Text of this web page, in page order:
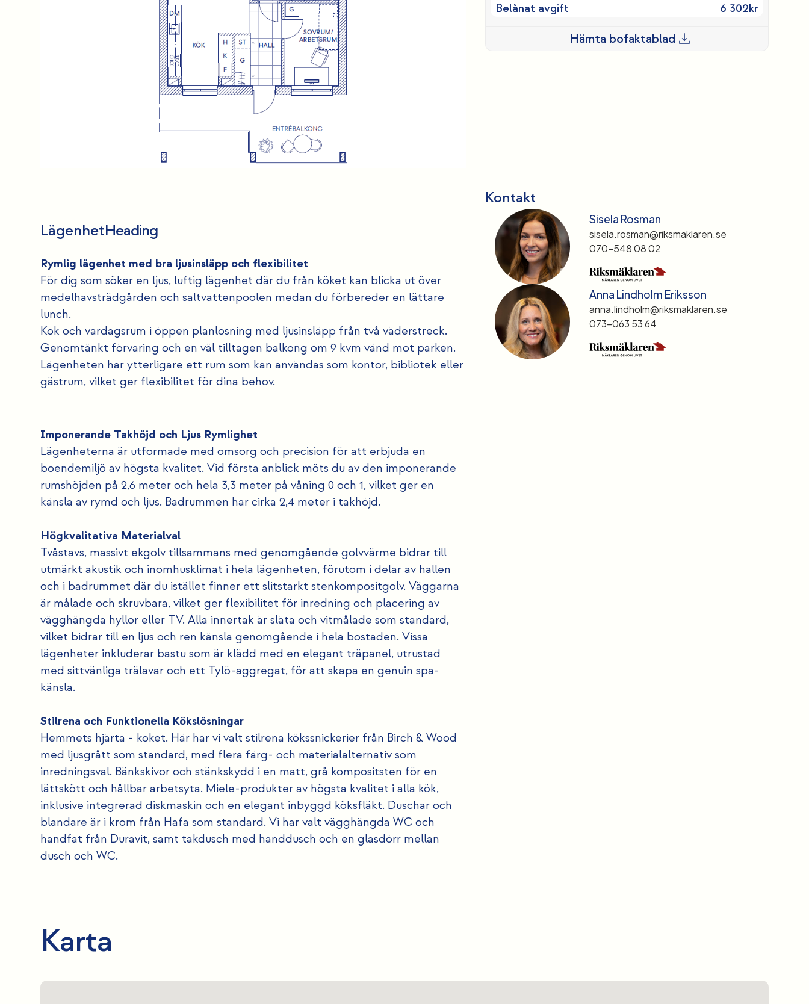
Belånat avgift
6 302kr
Hämta bofaktablad
LägenhetHeading
Rymlig lägenhet med bra ljusinsläpp och flexibilitet
För dig som söker en ljus, luftig lägenhet där du från köket kan blicka ut över
medelhavsträdgården och saltvattenpoolen medan du förbereder en lättare
lunch.
Kök och vardagsrum i öppen planlösning med ljusinsläpp från två väderstreck.
Genomtänkt förvaring och en väl tilltagen balkong om 9 kvm vänd mot parken.
Lägenheten har ytterligare ett rum som kan användas som kontor, bibliotek eller
gästrum, vilket ger flexibilitet för dina behov.
Imponerande Takhöjd och Ljus Rymlighet
Lägenheterna är utformade med omsorg och precision för att erbjuda en
boendemiljö av högsta kvalitet. Vid första anblick möts du av den imponerande
rumshöjden på 2,6 meter och hela 3,3 meter på våning 0 och 1, vilket ger en
känsla av rymd och ljus. Badrummen har cirka 2,4 meter i takhöjd.
Högkvalitativa Materialval
Tvåstavs, massivt ekgolv tillsammans med genomgående golvvärme bidrar till
utmärkt akustik och inomhusklimat i hela lägenheten, förutom i delar av hallen
och i badrummet där du istället finner ett slitstarkt stenkompositgolv. Väggarna
är målade och skruvbara, vilket ger flexibilitet för inredning och placering av
vägghängda hyllor eller TV. Alla innertak är släta och vitmålade som standard,
vilket bidrar till en ljus och ren känsla genomgående i hela bostaden. Vissa
lägenheter inkluderar bastu som är klädd med en elegant träpanel, utrustad
med sittvänliga trälavar och ett Tylö-aggregat, för att skapa en genuin spa-
känsla.
Stilrena och Funktionella Kökslösningar
Hemmets hjärta - köket. Här har vi valt stilrena kökssnickerier från Birch & Wood
med ljusgrått som standard, med flera färg- och materialalternativ som
inredningsval. Bänkskivor och stänkskydd i en matt, grå kompositsten för en
lättskött och hållbar arbetsyta. Miele-produkter av högsta kvalitet i alla kök,
inklusive integrerad diskmaskin och en elegant inbyggd köksfläkt. Duschar och
blandare är i krom från Hafa som standard. Vi har valt vägghängda WC och
handfat från Duravit, samt takdusch med handdusch och en glasdörr mellan
dusch och WC.
Kontakt
Sisela Rosman
sisela.rosman@riksmaklaren.se
070-548 08 02
Anna Lindholm Eriksson
anna.lindholm@riksmaklaren.se
073-063 53 64
Karta